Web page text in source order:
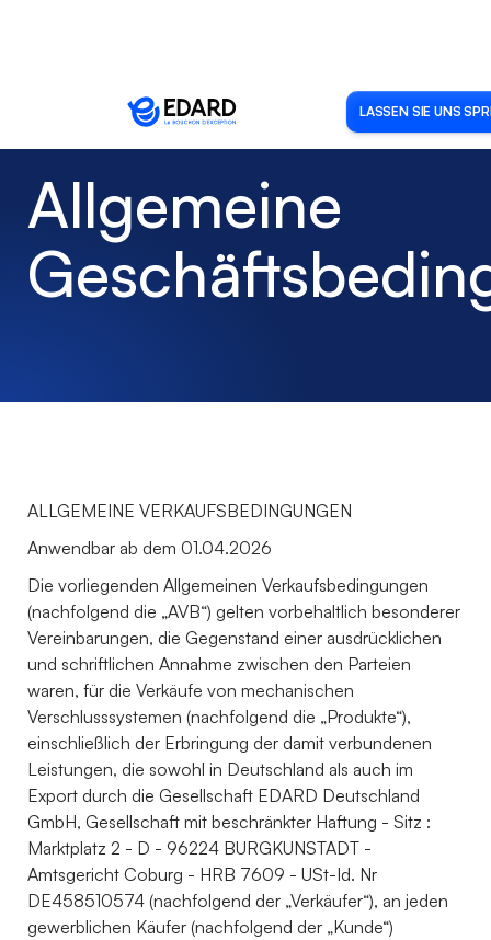
LASSEN SIE UNS
Allgemeine
ALLGEMEINE VERKAUFSBEDINGUNGEN
Anwendbar ab dem 01.04.2026
Die vorliegenden Allgemeinen Verkaufsbedingungen
(nachfolgend die „AVB“) gelten vorbehaltlich besonderer
Vereinbarungen, die Gegenstand einer ausdrücklichen
und schriftlichen Annahme zwischen den Parteien
waren, für die Verkäufe von mechanischen
Verschlusssystemen (nachfolgend die „Produkte“),
einschließlich der Erbringung der damit verbundenen
Leistungen, die sowohl in Deutschland als auch im
Export durch die Gesellschaft EDARD Deutschland
GmbH, Gesellschaft mit beschränkter Haftung - Sitz :
Marktplatz 2 - D - 96224 BURGKUNSTADT -
Amtsgericht Coburg - HRB 7609 - USt-Id. Nr
DE458510574 (nachfolgend der „Verkäufer“), an jeden
gewerblichen Käufer (nachfolgend der „Kunde“)